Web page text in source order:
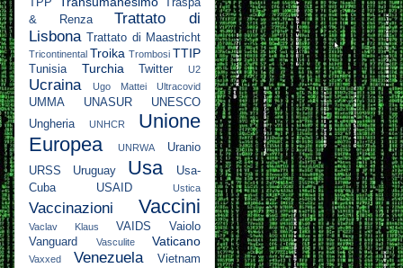
TPP
Traspa
& Renza
Trattato di
Lisbona
Trattato di Maastricht
Tricontinental Troika Trombosi TTIP
Tunisia Turchia Twitter U2
Ucraina Ugo Mattei Ultracovid
UMMA UNASUR
UNESCO
Ungheria
UNHCR
Unione
Europea
UNRWA
Uranio
URSS
Uruguay Usa
Usa-
Cuba
USAID Ustica
Vaccinazioni Vaccini
Vaclav Klaus VAIDS
Vaiolo
Vanguard
Vasculite Vaticano
Vaxxed Venezuela Vietnam